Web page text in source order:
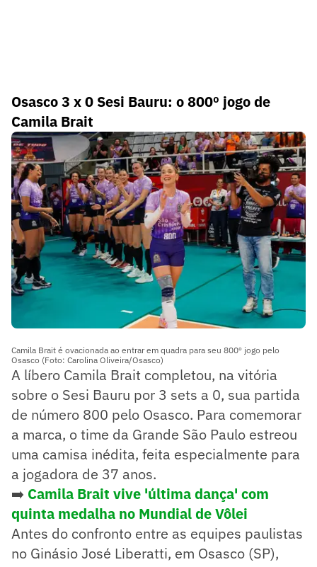
Osasco 3 x 0 Sesi Bauru: o 800º jogo de
Camila Brait
Camila Brait é ovacionada ao entrar em quadra para seu 800º jogo pelo
Osasco (Foto: Carolina Oliveira/Osasco)
A líbero Camila Brait completou, na vitória
sobre o Sesi Bauru por 3 sets a 0, sua partida
de número 800 pelo Osasco. Para comemorar
a marca, o time da Grande São Paulo estreou
uma camisa inédita, feita especialmente para
a jogadora de 37 anos.
➡️ Camila Brait vive 'última dança' com
quinta medalha no Mundial de Vôlei
Antes do confronto entre as equipes paulistas
no Ginásio José Liberatti, em Osasco (SP),